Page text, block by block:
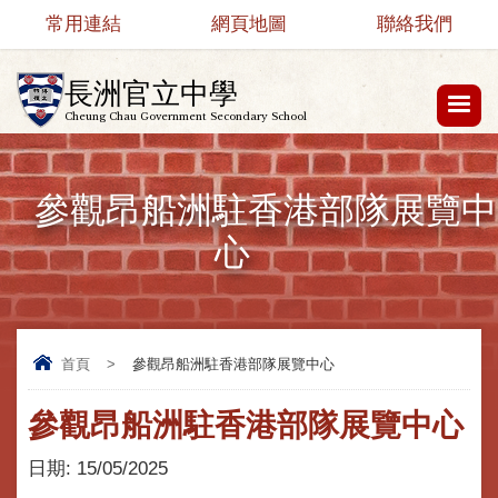
長洲官立中學
Cheung Chau Government Secondary School
常用連結 網頁地圖 聯絡我們
參觀昂船洲駐香港部隊展覽中
心
首頁 > 參觀昂船洲駐香港部隊展覽中心
參觀昂船洲駐香港部隊展覽中心
日期: 15/05/2025